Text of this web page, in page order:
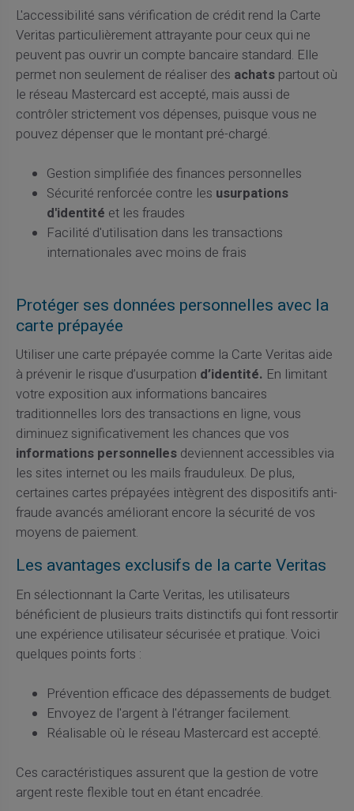
L'accessibilité sans vérification de crédit rend la Carte
Veritas particulièrement attrayante pour ceux qui ne
peuvent pas ouvrir un compte bancaire standard. Elle
permet non seulement de réaliser des achatspartout où
le réseau Mastercard est accepté, mais aussi de
contrôler strictement vos dépenses, puisque vous ne
pouvez dépenser que le montant pré-chargé.
Gestion simplifiée des finances personnelles
Sécurité renforcée contre les usurpations
d'identité et les fraudes
Facilité d'utilisation dans les transactions
internationales avec moins de frais
Protéger ses données personnelles avec la
carte prépayée
Utiliser une carte prépayée comme la Carte Veritas aide
à prévenir le risque d’usurpation d’identité. En limitant
votre exposition aux informations bancaires
traditionnelles lors des transactions en ligne, vous
diminuez significativement les chances que vos
informations personnellesdeviennent accessibles via
les sites internet ou les mails frauduleux. De plus,
certaines cartes prépayées intègrent des dispositifs anti-
fraude avancés améliorant encore la sécurité de vos
moyens de paiement.
Les avantages exclusifs de la carte Veritas
En sélectionnant la Carte Veritas, les utilisateurs
bénéficient de plusieurs traits distinctifs qui font ressortir
une expérience utilisateur sécurisée et pratique. Voici
quelques points forts :
Prévention efficace des dépassements de budget.
Envoyez de l'argent à l'étranger facilement.
Réalisable où le réseau Mastercard est accepté.
Ces caractéristiques assurent que la gestion de votre
argent reste flexible tout en étant encadrée.